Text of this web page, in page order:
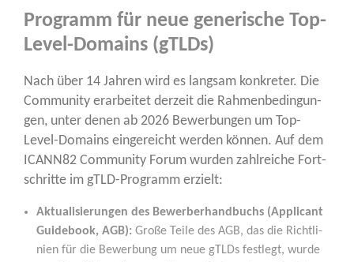
Programm für neue generische Top-
Level-Domains (gTLDs)
Nach über 14 Jah­ren wird es lang­sam kon­kre­ter. Die
Com­mu­ni­ty erar­bei­tet der­zeit die Rah­men­be­din­gun­
gen, unter denen ab 2026 Bewer­bun­gen um Top-
Level-Domains ein­ge­reicht wer­den kön­nen. Auf dem
ICANN82 Com­mu­ni­ty Forum wur­den zahl­rei­che Fort­
schrit­te im gTLD-Pro­gramm erzielt:
Aktua­li­sie­run­gen des Bewer­ber­hand­buchs (Appli­cant
Gui­de­book, AGB): Gro­ße Tei­le des AGB, das die Richt­li­
ni­en für die Bewer­bung um neue gTLDs fest­legt, wur­de